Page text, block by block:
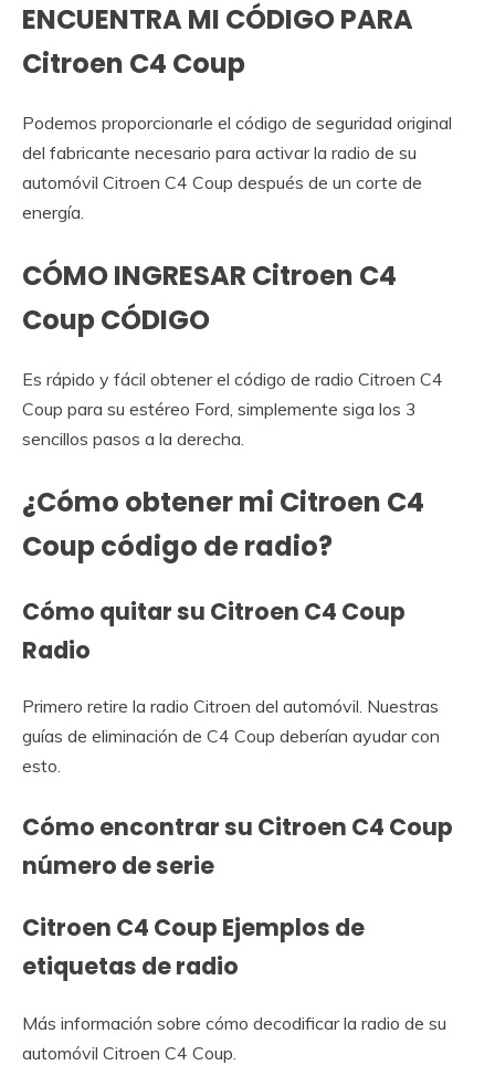
ENCUENTRA MI CÓDIGO PARA
Citroen C4 Coup
Podemos proporcionarle el código de seguridad original
del fabricante necesario para activar la radio de su
automóvil Citroen C4 Coup después de un corte de
energía.
CÓMO INGRESAR Citroen C4
Coup CÓDIGO
Es rápido y fácil obtener el código de radio Citroen C4
Coup para su estéreo Ford, simplemente siga los 3
sencillos pasos a la derecha.
¿Cómo obtener mi Citroen C4
Coup código de radio?
Cómo quitar su Citroen C4 Coup
Radio
Primero retire la radio Citroen del automóvil. Nuestras
guías de eliminación de C4 Coup deberían ayudar con
esto.
Cómo encontrar su Citroen C4 Coup
número de serie
Citroen C4 Coup Ejemplos de
etiquetas de radio
Más información sobre cómo decodificar la radio de su
automóvil Citroen C4 Coup.